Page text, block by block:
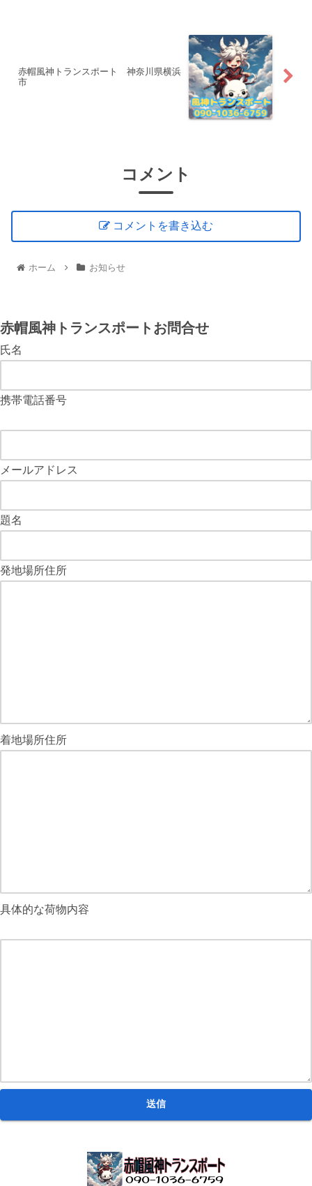
赤帽風神トランスポート 神奈川県横浜
市
コメント
コメントを書き込む
ホーム お知らせ
赤帽風神トランスポートお問合せ
氏名
携帯電話番号
メールアドレス
題名
発地場所住所
着地場所住所
具体的な荷物内容